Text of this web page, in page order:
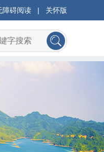
障碍阅读 | 关怀版